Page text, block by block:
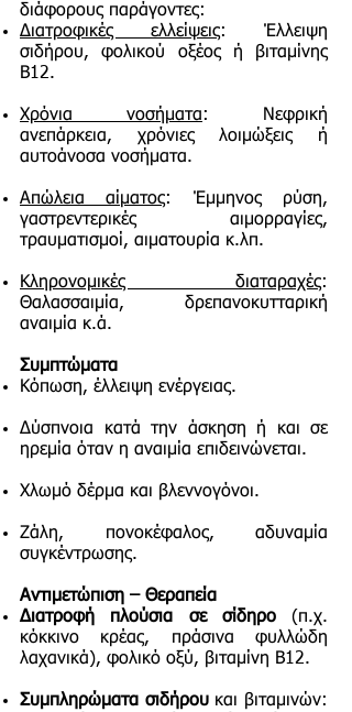
διάφορους παράγοντες:
Διατροφικές ελλείψεις: Έλλειψη
σιδήρου, φολικού οξέος ή βιταμίνης
Β12.
Χρόνια νοσήματα: Νεφρική
ανεπάρκεια, χρόνιες λοιμώξεις ή
αυτοάνοσα νοσήματα.
Απώλεια αίματος: Έμμηνος ρύση,
γαστρεντερικές αιμορραγίες,
τραυματισμοί, αιματουρία κ.λπ.
Κληρονομικές διαταραχές:
Θαλασσαιμία, δρεπανοκυτταρική
αναιμία κ.ά.
Συμπτώματα
Κόπωση, έλλειψη ενέργειας.
Δύσπνοια κατά την άσκηση ή και σε
ηρεμία όταν η αναιμία επιδεινώνεται.
Χλωμό δέρμα και βλεννογόνοι.
Ζάλη, πονοκέφαλος, αδυναμία
συγκέντρωσης.
Αντιμετώπιση – Θεραπεία
Διατροφή πλούσια σε σίδηρο(π.χ.
κόκκινο κρέας, πράσινα φυλλώδη
λαχανικά), φολικό οξύ, βιταμίνη Β12.
Συμπληρώματα σιδήρουκαι βιταμινών: